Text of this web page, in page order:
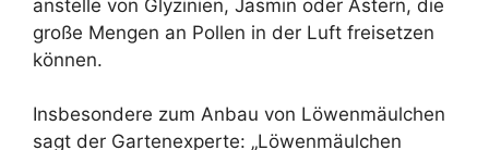
anstelle von Glyzinien, Jasmin oder Astern, die
große Mengen an Pollen in der Luft freisetzen
können.
Insbesondere zum Anbau von Löwenmäulchen
sagt der Gartenexperte: „Löwenmäulchen